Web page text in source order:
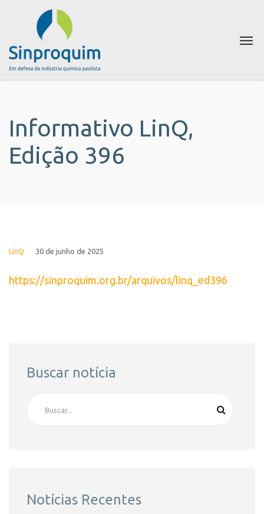
Informativo LinQ,
Edição 396
LinQ 30 de junho de 2025
https://sinproquim.org.br/arquivos/linq_ed396
Buscar notícia
Notícias Recentes